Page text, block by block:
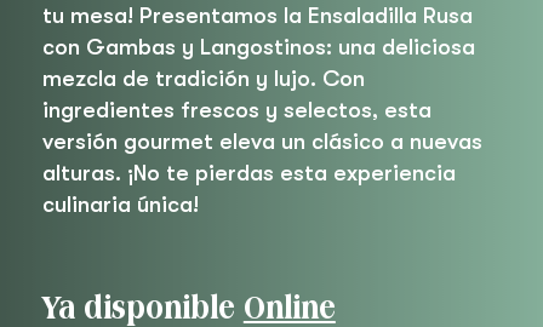
tu mesa! Presentamos la Ensaladilla Rusa
con Gambas y Langostinos: una deliciosa
mezcla de tradición y lujo. Con
ingredientes frescos y selectos, esta
versión gourmet eleva un clásico a nuevas
alturas. ¡No te pierdas esta experiencia
culinaria única!
Ya disponible Online